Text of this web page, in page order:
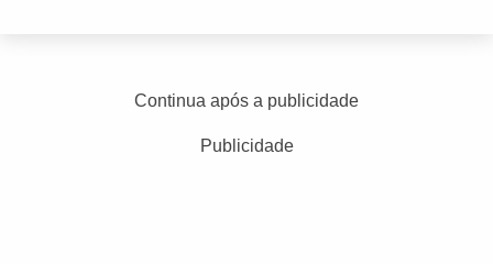
Continua após a publicidade
Publicidade